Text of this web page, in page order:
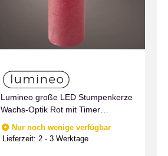
Lumineo große LED Stumpenkerze
Wachs-Optik Rot mit Timer
Flammen Effect für Drinnen
Warmweiß 19 cm hoch
Nur noch wenige verfügbar
Lieferzeit: 2 - 3 Werktage